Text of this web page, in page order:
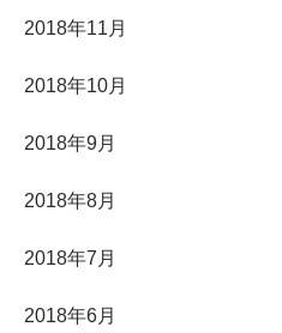
2018年11月
2018年10月
2018年9月
2018年8月
2018年7月
2018年6月